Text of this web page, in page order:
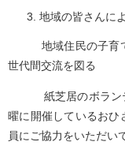
地域の皆さんに
地域住民の子育
世代間交流を図る
紙芝居のボランテ
曜に開催しているおひ
員にご協力をいただい